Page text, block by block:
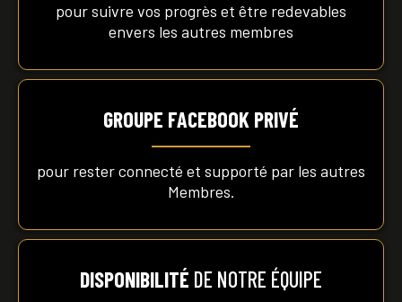
pour suivre vos progrès et être redevables
envers les autres membres
​GROUPE FACEBOOK PRIVÉ
pour rester connecté et supporté par les autres
Membres.
DISPONIBILITÉ DE NOTRE ÉQUIPE